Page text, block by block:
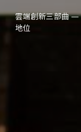
雲端創新三部曲 —
地位